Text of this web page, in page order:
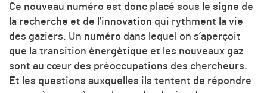
Ce nouveau numéro est donc placé sous le signe de
la recherche et de l’innovation qui rythment la vie
des gaziers. Un numéro dans lequel on s’aperçoit
que la transition énergétique et les nouveaux gaz
sont au cœur des préoccupations des chercheurs.
Et les questions auxquelles ils tentent de répondre